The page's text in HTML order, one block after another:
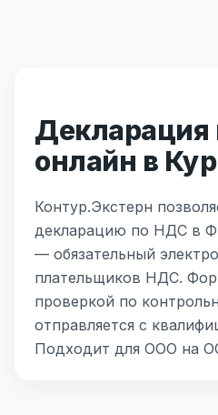
онлайн в
Контур.Экстерн
декларацию по НДС в
— обязательный
плательщиков НДС.
проверкой по
отправляется с
Подходит для ООО на